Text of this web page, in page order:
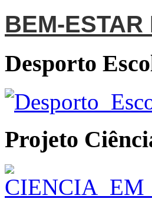
BEM-
Desporto
Projeto